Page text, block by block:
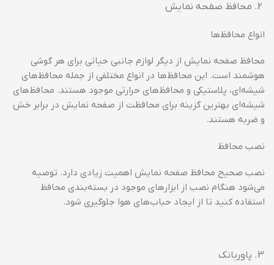
محافظ صفحه نمایش
انواع محافظ‌ها
محافظ صفحه نمایش از دیگر لوازم جانبی حیاتی برای هر گوشی
هوشمند است. این محافظ‌ها در انواع مختلفی از جمله محافظ‌های
شیشه‌ای، پلاستیکی و محافظ‌های حرارتی موجود هستند. محافظ‌های
شیشه‌ای بهترین گزینه برای محافظت از صفحه نمایش در برابر خش
و ضربه هستند.
نصب محافظ
نصب صحیح محافظ صفحه نمایش اهمیت زیادی دارد. توصیه
می‌شود هنگام نصب از ابزارهای موجود در بسته‌بندی محافظ
استفاده کنید تا از ایجاد حباب‌های هوا جلوگیری شود.
پاوربانک